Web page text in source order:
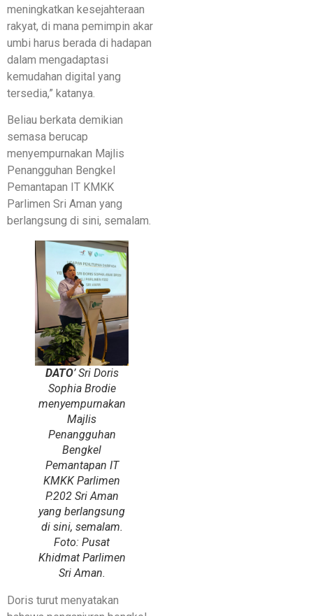
meningkatkan kesejahteraan
rakyat, di mana pemimpin akar
umbi harus berada di hadapan
dalam mengadaptasi
kemudahan digital yang
tersedia,” katanya.
​Beliau berkata demikian
semasa berucap
menyempurnakan Majlis
Penangguhan Bengkel
Pemantapan IT KMKK
Parlimen Sri Aman yang
berlangsung di sini, semalam.
DATO’ Sri Doris
Sophia Brodie
menyempurnakan
Majlis
Penangguhan
Bengkel
Pemantapan IT
KMKK Parlimen
P.202 Sri Aman
yang berlangsung
di sini, semalam.
Foto: Pusat
Khidmat Parlimen
Sri Aman.
​Doris turut menyatakan